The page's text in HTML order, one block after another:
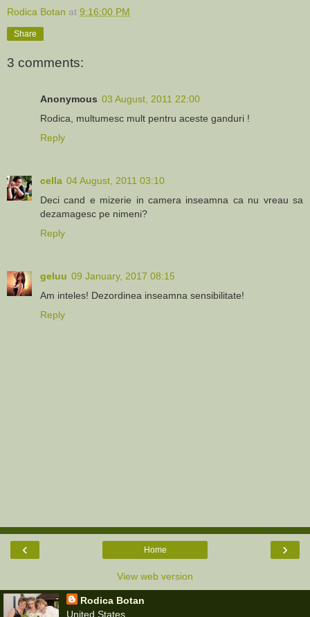
Rodica Botan at 9:16:00 PM
Share
3 comments:
Anonymous 03 August, 2011 22:00
Rodica, multumesc mult pentru aceste ganduri !
Reply
cella 04 August, 2011 03:10
Deci cand e mizerie in camera inseamna ca nu vreau sa
dezamagesc pe nimeni?
Reply
geluu 09 January, 2017 08:15
Am inteles! Dezordinea inseamna sensibilitate!
Reply
‹ ›
Home
View web version
Rodica Botan
United States